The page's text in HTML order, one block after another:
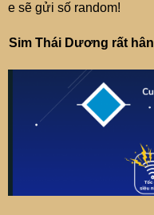
e sẽ gửi số random!
Sim Thái Dương rất